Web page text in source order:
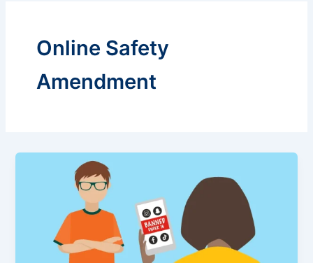
Online Safety
Amendment